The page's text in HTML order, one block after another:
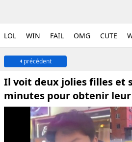
LOL WIN FAIL OMG CUTE
précédent
Il voit deux jolies filles et
minutes pour obtenir